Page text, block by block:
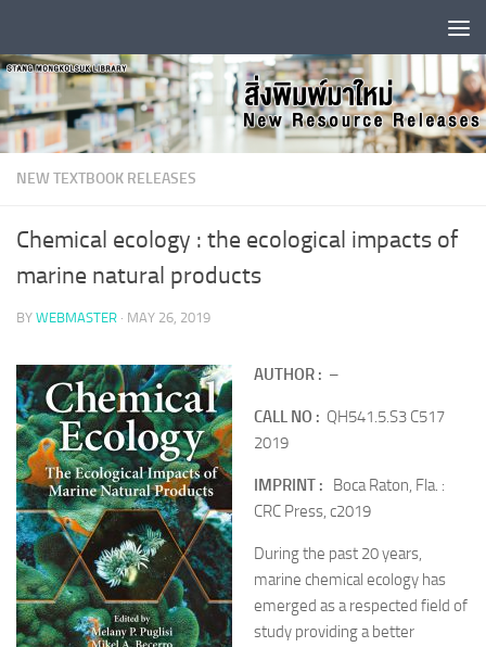
NEW TEXTBOOK RELEASES
Chemical ecology : the ecological impacts of
marine natural products
BY WEBMASTER · MAY 26, 2019
AUTHOR : –
CALL NO : QH541.5.S3 C517
2019
IMPRINT : Boca Raton, Fla. :
CRC Press, c2019
During the past 20 years,
marine chemical ecology has
emerged as a respected field of
study providing a better